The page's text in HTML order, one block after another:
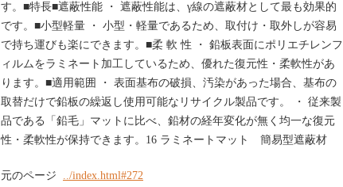
す。■特長■遮蔽性能 ・ 遮蔽性能は、γ線の遮蔽材として最も効果的
です。■小型軽量 ・ 小型・軽量であるため、取付け・取外しが容易
で持ち運びも楽にできます。■柔 軟 性 ・ 鉛板表面にポリエチレンフ
ィルムをラミネート加工しているため、優れた復元性・柔軟性があ
ります。■適用範囲 ・ 表面基布の破損、汚染があった場合、基布の
取替だけで鉛板の繰返し使用可能なリサイクル製品です。 ・ 従来製
品である「鉛毛」マットに比べ、鉛材の経年変化が無く均一な復元
性・柔軟性が保持できます。16 ラミネートマット 簡易型遮蔽材
元のページ ../index.html#272